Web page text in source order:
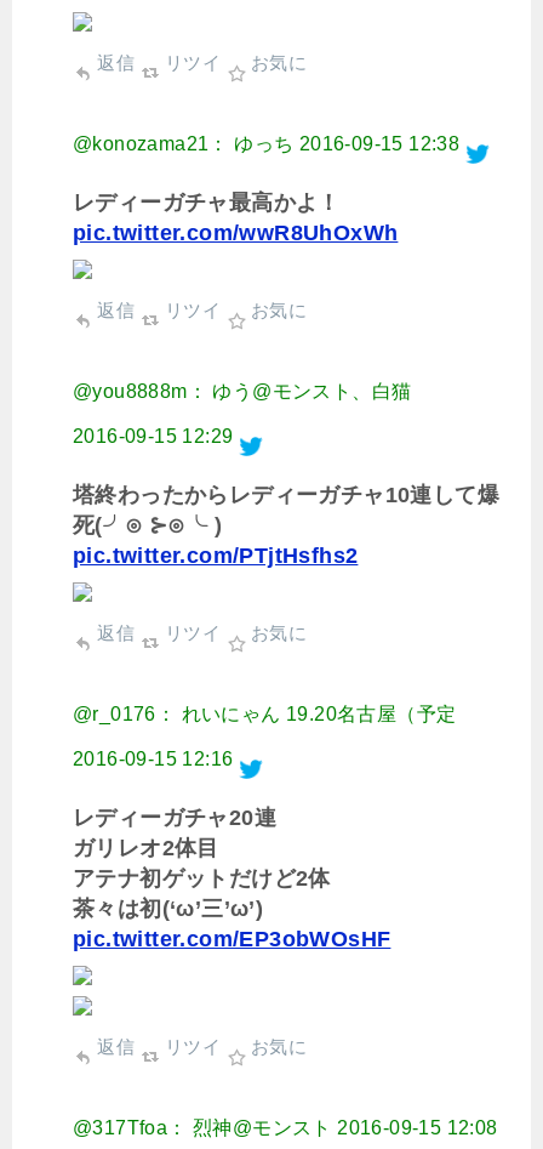
返信 リツイ お気に
@konozama21： ゆっち 2016-09-15 12:38
レディーガチャ最高かよ！
pic.twitter.com/wwR8UhOxWh
返信 リツイ お気に
@you8888m： ゆう@モンスト、白猫
2016-09-15 12:29
塔終わったからレディーガチャ10連して爆
死(╯⊙ ⊱⊙╰ )
pic.twitter.com/PTjtHsfhs2
返信 リツイ お気に
@r_0176： れいにゃん 19.20名古屋（予定
2016-09-15 12:16
レディーガチャ20連
ガリレオ2体目
アテナ初ゲットだけど2体
茶々は初(‘ω’三’ω’)
pic.twitter.com/EP3obWOsHF
返信 リツイ お気に
@317Tfoa： 烈神@モンスト 2016-09-15 12:08